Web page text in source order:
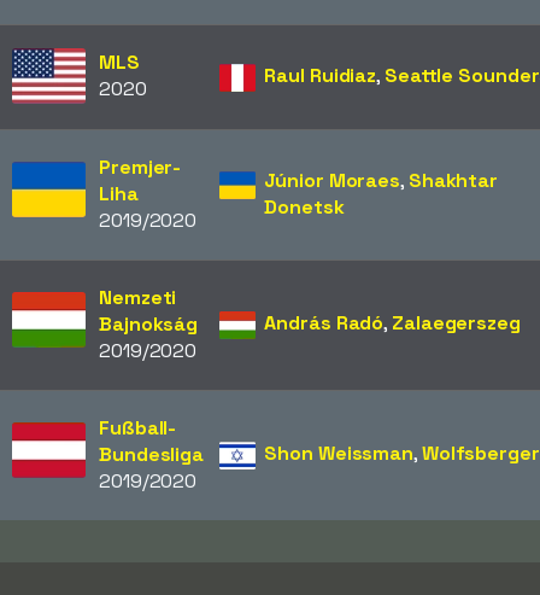
MLS
2020
Raul Ruidiaz, Seattle
Premjer-
Liha
2019/2020
Júnior Moraes, Shakhtar
Donetsk
Nemzeti
Bajnokság
2019/2020
András Radó, Zalaegerszeg
Fußball-
Bundesliga
2019/2020
Shon Weissman,Wolfsberger